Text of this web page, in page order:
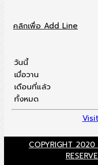
คลิกเพื่อ Add Line
วันนี้
เมื่อวาน
เดือนที่แล้ว
ทั้งหมด
COPYRIGHT 2020